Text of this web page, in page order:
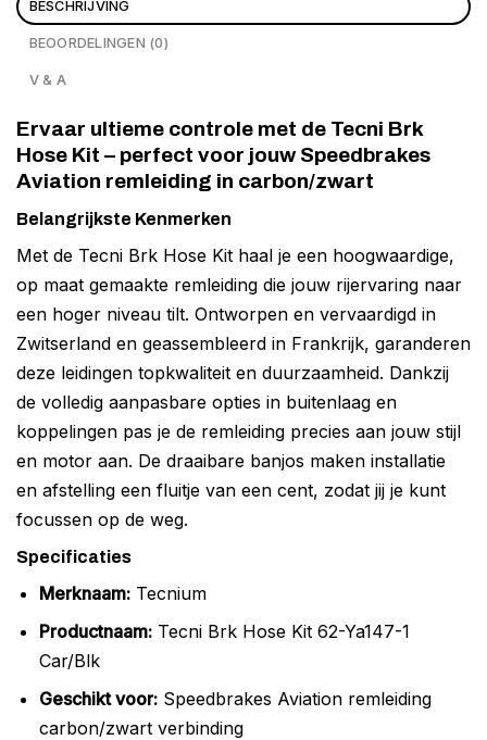
BESCHRIJVING
BEOORDELINGEN (0)
V & A
Ervaar ultieme controle met de Tecni Brk
Hose Kit – perfect voor jouw Speedbrakes
Aviation remleiding in carbon/zwart
Belangrijkste Kenmerken
Met de Tecni Brk Hose Kit haal je een hoogwaardige,
op maat gemaakte remleiding die jouw rijervaring naar
een hoger niveau tilt. Ontworpen en vervaardigd in
Zwitserland en geassembleerd in Frankrijk, garanderen
deze leidingen topkwaliteit en duurzaamheid. Dankzij
de volledig aanpasbare opties in buitenlaag en
koppelingen pas je de remleiding precies aan jouw stijl
en motor aan. De draaibare banjos maken installatie
en afstelling een fluitje van een cent, zodat jij je kunt
focussen op de weg.
Specificaties
Merknaam:Tecnium
Productnaam:Tecni Brk Hose Kit 62-Ya147-1
Car/Blk
Geschikt voor:Speedbrakes Aviation remleiding
carbon/zwart verbinding